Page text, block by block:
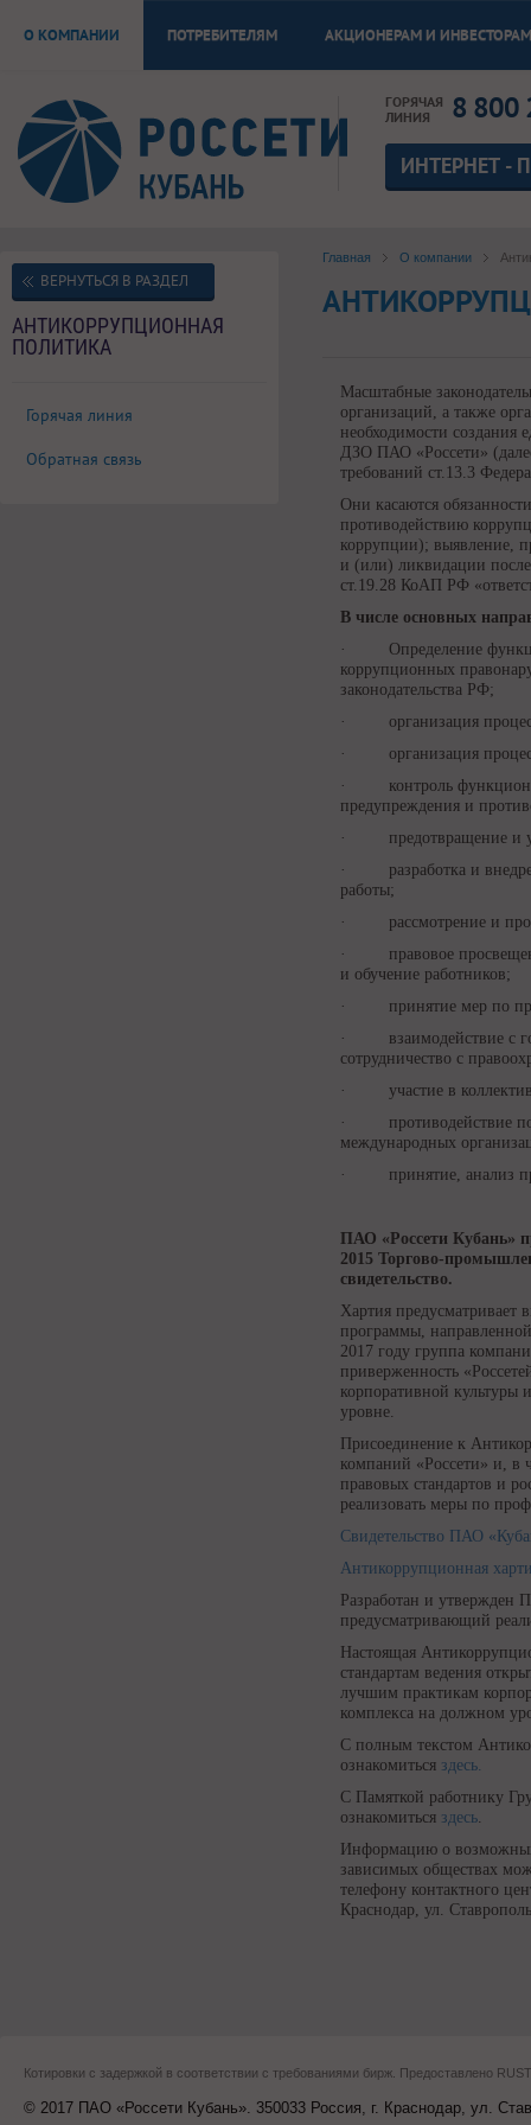
О КОМПАНИИ ПОТРЕБИТЕЛЯМ АКЦИОНЕРАМ И ИНВЕСТОРАМ
ГОРЯЧАЯ
ЛИНИЯ
8 800
ИНТЕРНЕТ -
Главная О компании
Масштабные
организаций, а также
необходимости создания
ДЗО ПАО «Россети»
требований ст.13.3
Они касаются
противодействию
коррупции); выявление,
и (или) ликвидации
ст.19.28 КоАП РФ
В числе основных
· Определение
коррупционных
законодательства РФ;
· организация
· организация
· контроль
предупреждения и
· предотвращение и
· разработка и
работы;
· рассмотрение и
· правовое
и обучение работников;
· принятие мер по
· взаимодействие с
сотрудничество с
· участие в
· противодействие
международных
· принятие, анализ
ПАО «Россети Кубань»
2015 Торгово-
свидетельство.
Хартия предусматривает
программы,
2017 году группа
приверженность
корпоративной культуры
уровне.
Присоединение к
компаний «Россети» и, в
правовых стандартов и
реализовать меры по
Свидетельство ПАО
Антикоррупционная
Разработан и утвержден
предусматривающий
Настоящая
стандартам ведения
лучшим практикам
комплекса на должном
С полным текстом
ознакомиться здесь.
С Памяткой работнику
ознакомиться здесь.
Информацию о
зависимых обществах
телефону контактного
Краснодар, ул.
ВЕРНУТЬСЯ В РАЗДЕЛ
АНТИКОРРУПЦИОННАЯ
ПОЛИТИКА
Горячая линия
Обратная связь
Котировки с задержкой в соответствии с требованиями бирж. Предоставлено
© 2017 ПАО «Россети Кубань». 350033 Россия, г. Краснодар, ул.